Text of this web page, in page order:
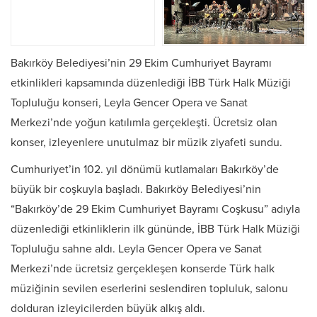
Bakırköy Belediyesi’nin 29 Ekim Cumhuriyet Bayramı
etkinlikleri kapsamında düzenlediği İBB Türk Halk Müziği
Topluluğu konseri, Leyla Gencer Opera ve Sanat
Merkezi’nde yoğun katılımla gerçekleşti. Ücretsiz olan
konser, izleyenlere unutulmaz bir müzik ziyafeti sundu.
Cumhuriyet’in 102. yıl dönümü kutlamaları Bakırköy’de
büyük bir coşkuyla başladı. Bakırköy Belediyesi’nin
“Bakırköy’de 29 Ekim Cumhuriyet Bayramı Coşkusu” adıyla
düzenlediği etkinliklerin ilk gününde, İBB Türk Halk Müziği
Topluluğu sahne aldı. Leyla Gencer Opera ve Sanat
Merkezi’nde ücretsiz gerçekleşen konserde Türk halk
müziğinin sevilen eserlerini seslendiren topluluk, salonu
dolduran izleyicilerden büyük alkış aldı.